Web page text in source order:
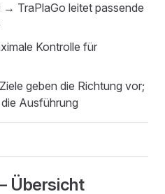
→ TraPlaGo leitet passende
Kontrolle für
geben die Richtung vor;
Ausführung
Übersicht